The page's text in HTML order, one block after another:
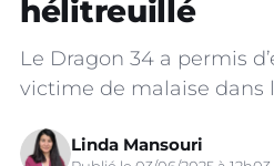
hélitreuillé
Le Dragon 34 a permis
victime de malaise dans
Linda Mansouri